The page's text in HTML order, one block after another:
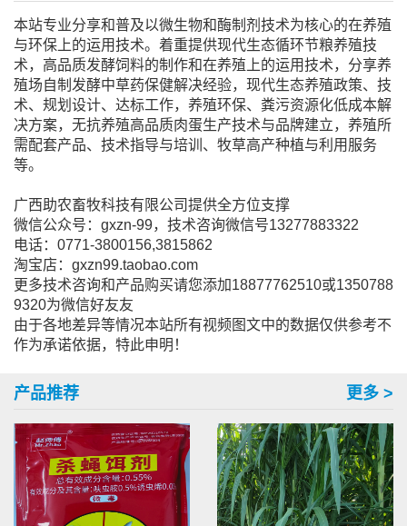
本站专业分享和普及以微生物和酶制剂技术为核心的在养殖
与环保上的运用技术。着重提供现代生态循环节粮养殖技
术，高品质发酵饲料的制作和在养殖上的运用技术，分享养
殖场自制发酵中草药保健解决经验，现代生态养殖政策、技
术、规划设计、达标工作，养殖环保、粪污资源化低成本解
决方案，无抗养殖高品质肉蛋生产技术与品牌建立，养殖所
需配套产品、技术指导与培训、牧草高产种植与利用服务
等。
广西助农畜牧科技有限公司提供全方位支撑
微信公众号：gxzn-99，技术咨询微信号13277883322
电话：0771-3800156,3815862
淘宝店：gxzn99.taobao.com
更多技术咨询和产品购买请您添加18877762510或1350788
9320为微信好友友
由于各地差异等情况本站所有视频图文中的数据仅供参考不
作为承诺依据，特此申明！
产品推荐 更多 >